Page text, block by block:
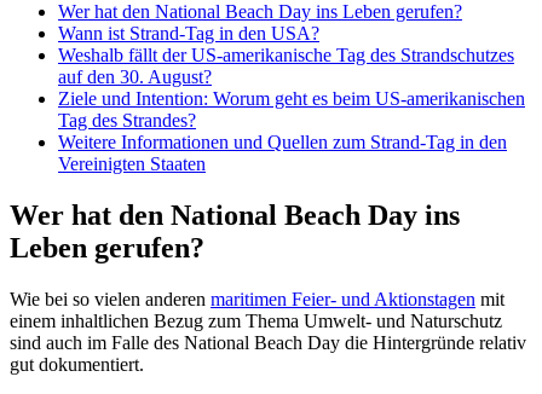
Wer hat den National Beach Day ins Leben gerufen?
Wann ist Strand-Tag in den USA?
Weshalb fällt der US-amerikanische Tag des Strandschutzes
auf den 30. August?
Ziele und Intention: Worum geht es beim US-amerikanischen
Tag des Strandes?
Weitere Informationen und Quellen zum Strand-Tag in den
Vereinigten Staaten
Wer hat den National Beach Day ins
Leben gerufen?
Wie bei so vielen anderen maritimen Feier- und Aktionstagen mit
einem inhaltlichen Bezug zum Thema Umwelt- und Naturschutz
sind auch im Falle des National Beach Day die Hintergründe relativ
gut dokumentiert.